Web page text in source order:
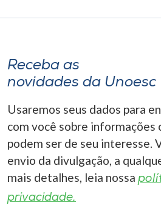
Receba as
novidades da Unoesc
Usaremos seus dados para
com você sobre informações
podem ser de seu interesse.
envio da divulgação, a
mais detalhes, leia nossa
privacidade.